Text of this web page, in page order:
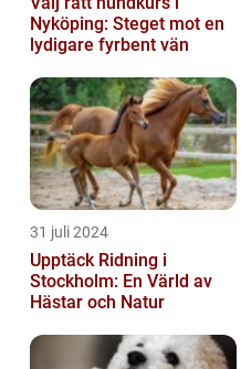
Nyköping: Steget mot en
lydigare fyrbent vän
31 juli 2024
Upptäck Ridning i
Stockholm: En Värld av
Hästar och Natur